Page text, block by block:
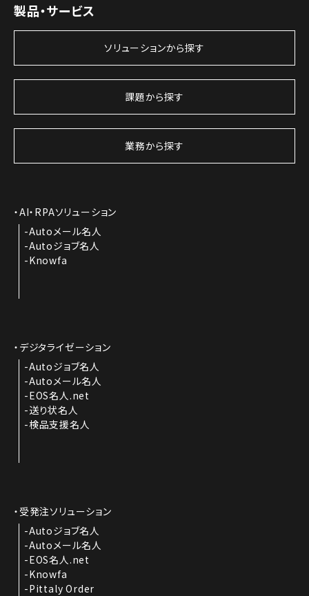
製品・サービス
ソリューションから探す
課題から探す
業務から探す
AI・RPAソリューション
Autoメール名人
Autoジョブ名人
Knowfa
デジタライゼーション
Autoジョブ名人
Autoメール名人
EOS名人.net
送り状名人
検品支援名人
受発注ソリューション
Autoジョブ名人
Autoメール名人
EOS名人.net
Knowfa
Pittaly Order